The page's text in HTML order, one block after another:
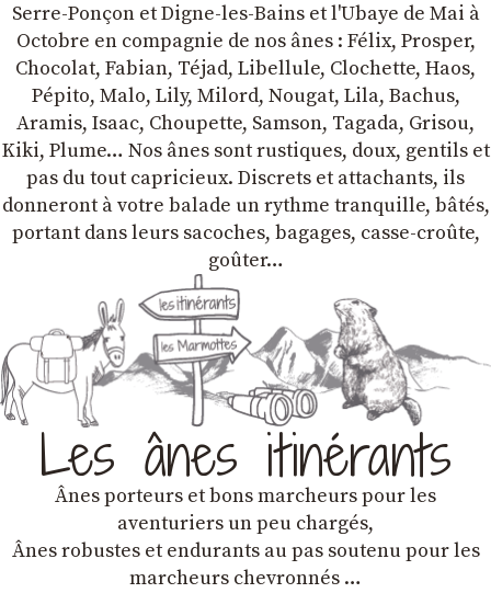
Serre-Ponçon et Digne-les-Bains et l'Ubaye de Mai à
Octobre en compagnie de nos ânes : Félix, Prosper,
Chocolat, Fabian, Téjad, Libellule, Clochette, Haos,
Pépito, Malo, Lily, Milord, Nougat, Lila, Bachus,
Aramis, Isaac, Choupette, Samson, Tagada, Grisou,
Kiki, Plume… Nos ânes sont rustiques, doux, gentils et
pas du tout capricieux. Discrets et attachants, ils
donneront à votre balade un rythme tranquille, bâtés,
portant dans leurs sacoches, bagages, casse-croûte,
goûter…
Les ânes itinérants
Ânes porteurs et bons marcheurs pour les
aventuriers un peu chargés,
Ânes robustes et endurants au pas soutenu pour les
marcheurs chevronnés …